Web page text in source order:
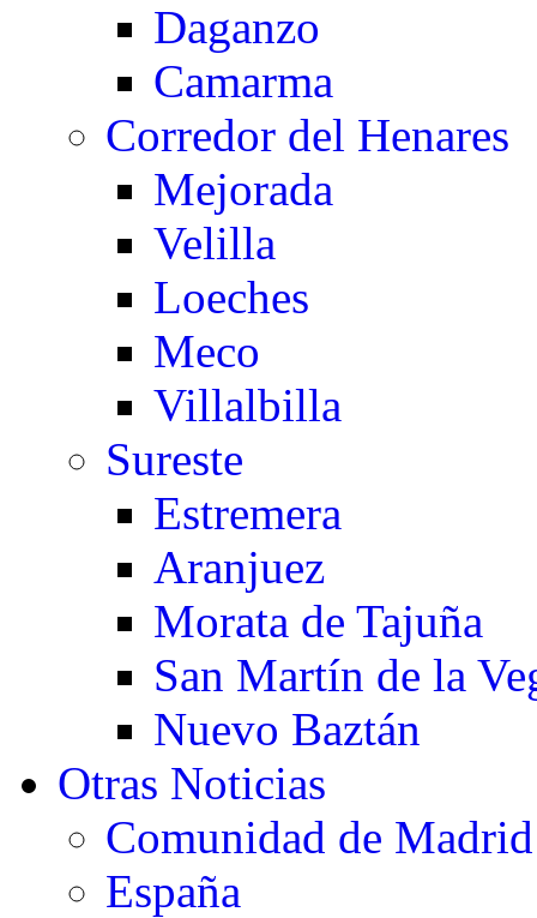
Daganzo
Camarma
Corredor del Henares
Mejorada
Velilla
Loeches
Meco
Villalbilla
Sureste
Estremera
Aranjuez
Morata de Tajuña
San Martín de la
Nuevo Baztán
Otras Noticias
Comunidad de Madrid
España